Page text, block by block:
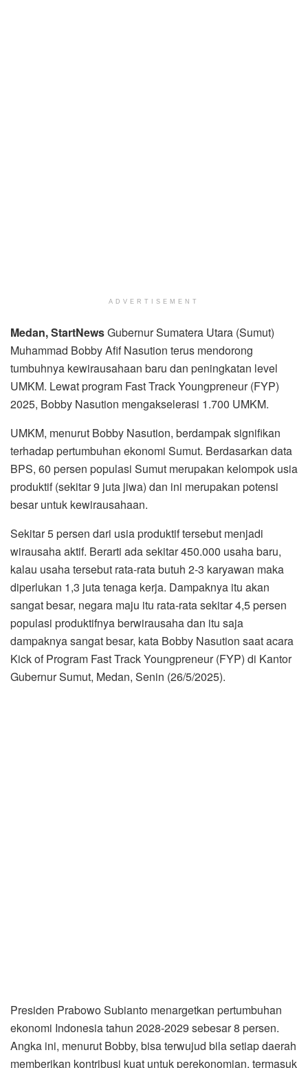
ADVERTISEMENT
Medan, StartNewsGubernur Sumatera Utara (Sumut)
Muhammad Bobby Afif Nasution terus mendorong
tumbuhnya kewirausahaan baru dan peningkatan level
UMKM. Lewat program Fast Track Youngpreneur (FYP)
2025, Bobby Nasution mengakselerasi 1.700 UMKM.
UMKM, menurut Bobby Nasution, berdampak signifikan
terhadap pertumbuhan ekonomi Sumut. Berdasarkan data
BPS, 60 persen populasi Sumut merupakan kelompok usia
produktif (sekitar 9 juta jiwa) dan ini merupakan potensi
besar untuk kewirausahaan.
Sekitar 5 persen dari usia produktif tersebut menjadi
wirausaha aktif. Berarti ada sekitar 450.000 usaha baru,
kalau usaha tersebut rata-rata butuh 2-3 karyawan maka
diperlukan 1,3 juta tenaga kerja. Dampaknya itu akan
sangat besar, negara maju itu rata-rata sekitar 4,5 persen
populasi produktifnya berwirausaha dan itu saja
dampaknya sangat besar, kata Bobby Nasution saat acara
Kick of Program Fast Track Youngpreneur (FYP) di Kantor
Gubernur Sumut, Medan, Senin (26/5/2025).
Presiden Prabowo Subianto menargetkan pertumbuhan
ekonomi Indonesia tahun 2028-2029 sebesar 8 persen.
Angka ini, menurut Bobby, bisa terwujud bila setiap daerah
memberikan kontribusi kuat untuk perekonomian, termasuk